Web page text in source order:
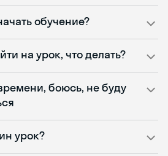
обучение?
на урок, что делать?
боюсь, не буду
урок?